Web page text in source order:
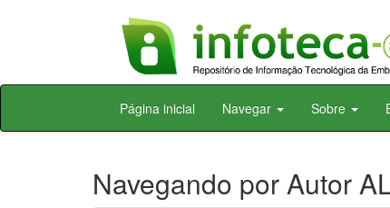
Skip
Página inicial Navegar Sobre
Navegando por Autor